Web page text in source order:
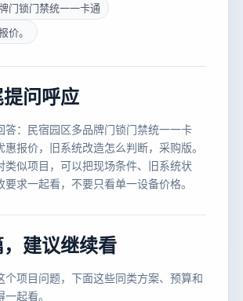
门锁门禁统一一卡通
价。
问呼应
答：民宿园区多品牌门锁门禁统一一卡
报价，旧系统改造怎么判断，采购版。
类似项目，可以把现场条件、旧系统状
求一起看，不要只看单一设备价格。
建议继续看
个项目问题，下面这些同类方案、预算和
起看。